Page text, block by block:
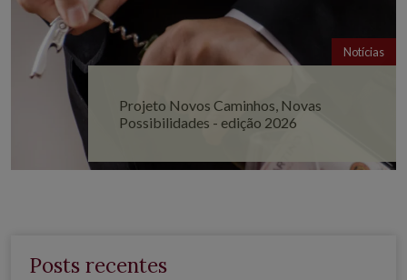
Notícias
Projeto Novos Caminhos, Novas
Possibilidades - edição 2026
Posts recentes